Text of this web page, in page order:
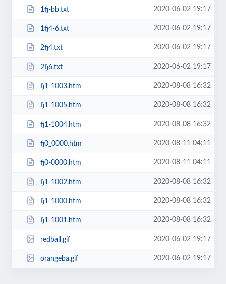
1fj-bb.txt 2020-06-02 19:17
1fj4-6.txt 2020-06-02 19:17
2fj4.txt 2020-06-02 19:17
2fj6.txt 2020-06-02 19:17
fj1-1003.htm 2020-08-08 16:32
fj1-1005.htm 2020-08-08 16:32
fj1-1004.htm 2020-08-08 16:32
fj0_0000.htm 2020-08-11 04:11
fj0-0000.htm 2020-08-11 04:11
fj1-1002.htm 2020-08-08 16:32
fj1-1000.htm 2020-08-08 16:32
fj1-1001.htm 2020-08-08 16:32
redball.gif 2020-06-02 19:17
orangeba.gif 2020-06-02 19:17